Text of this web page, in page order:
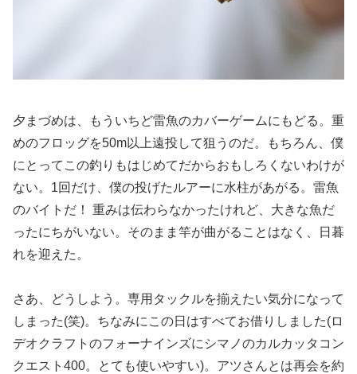
夕まづめは、もういちど雷魚のカバーゲームにもどる。重
めのフロッグを50m以上遠投して狙うのだ。もちろん、僕
にとってこの釣りもはじめてだからおもしろくないわけが
ない。1回だけ、僕の投げたルアーに水柱があがる。雷魚
のバイトだ！ 重みは伝わらなかったけれど、大きな魚だ
ったにちがいない。そのまま竿が曲がることはなく、日暮
れを迎えた。
さあ、どうしよう。専用タックルを揃えたい気分になって
しまった(笑)。ちなみにこの日はすべてお借りしました(ロ
デオクラフトのフォーナインズにシマノのカルカッタコン
クエスト400。とても使いやすい)。アツさんとは再会を約